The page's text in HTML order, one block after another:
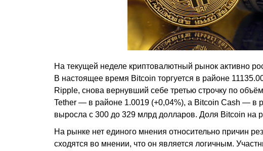
На текущей неделе криптовалютный рынок активно
В настоящее время Bitcoin торгуется в районе
Ripple, снова вернувший себе третью строчку по
Tether — в районе 1.0019 (+0,04%), а Bitcoin Cash — в
выросла с 300 до 329 млрд долларов. Доля Bitcoin на
На рынке нет единого мнения относительно причин
сходятся во мнении, что он является логичным.